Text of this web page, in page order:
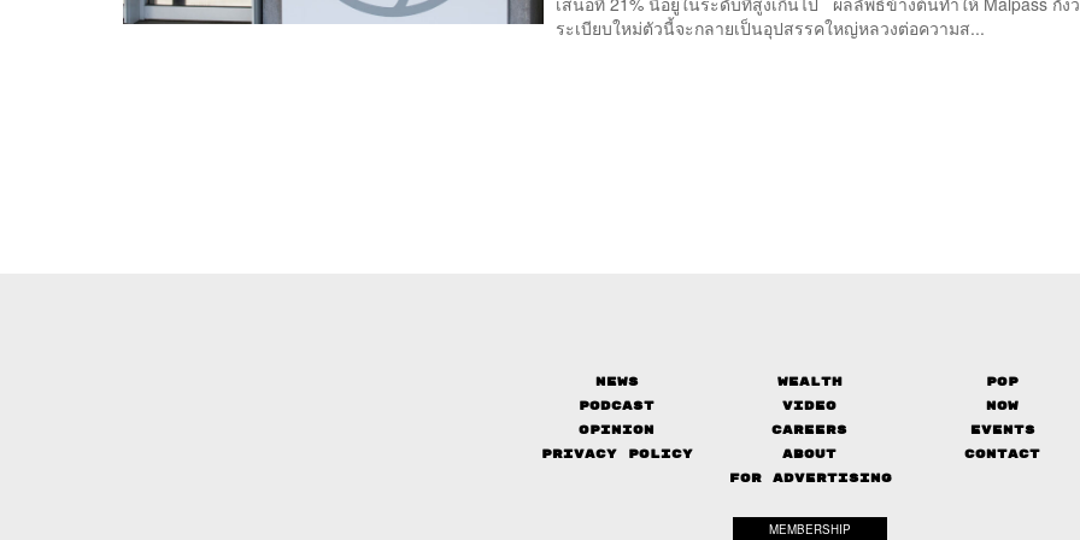
ระเบียบใหม่ตัวนี้จะกลายเป็นอุปสรรคใหญ่หลวงต่อความส...
News Wealth
Pop
Podcast
Video
Now
Opinion
Careers
Events
Privacy Policy
About
Contact
FOR ADVERTISING
MEMBERSHIP